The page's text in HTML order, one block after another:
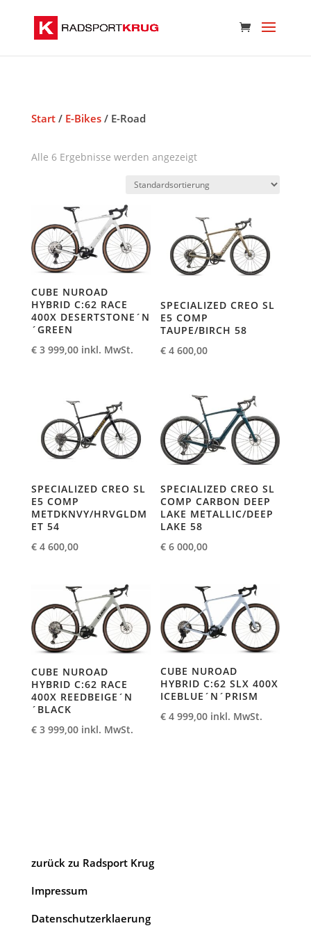
Start/ E-Bikes/ E-Road
Alle 6 Ergebnisse werden angezeigt
CUBE NUROAD
HYBRID C:62 RACE
400X DESERTSTONE´N
´GREEN
€3 999,00 inkl. MwSt.
SPECIALIZED CREO SL
E5 COMP
TAUPE/BIRCH 58
€ 4 600,00
SPECIALIZED CREO SL
E5 COMP
METDKNVY/HRVGLDM
ET 54
€4 600,00
SPECIALIZED CREO SL
COMP CARBON DEEP
LAKE METALLIC/DEEP
LAKE 58
€ 6 000,00
CUBE NUROAD
HYBRID C:62 RACE
400X REEDBEIGE´N
´BLACK
€3 999,00 inkl. MwSt.
CUBE NUROAD
HYBRID C:62 SLX 400X
ICEBLUE´N´PRISM
€ 4 999,00 inkl. MwSt.
zurück zu Radsport Krug
Impressum
Datenschutzerklaerung